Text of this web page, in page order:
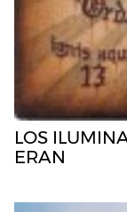
LOS
ERAN